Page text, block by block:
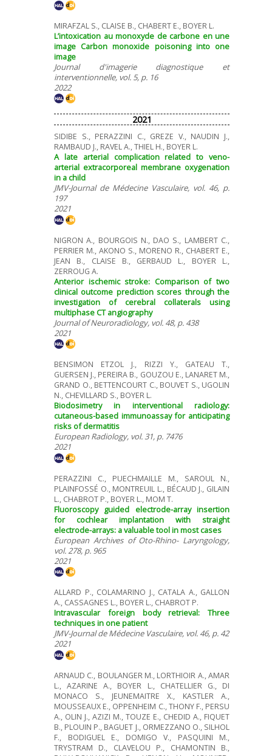
MIRAFZAL S., CLAISE B., CHABERT E., BOYER L.
L’intoxication au monoxyde de carbone en une
image Carbon monoxide poisoning into one
image
Journal d'imagerie diagnostique et
interventionnelle, vol. 5, p. 16
2022
2021
SIDIBE S., PERAZZINI C., GREZE V., NAUDIN J.,
RAMBAUD J., RAVEL A., THIEL H., BOYER L.
A late arterial complication related to veno-
arterial extracorporeal membrane oxygenation
in a child
JMV-Journal de Médecine Vasculaire, vol. 46, p.
197
2021
NIGRON A., BOURGOIS N., DAO S., LAMBERT C.,
PERRIER M., AKONO S., MORENO R., CHABERT E.,
JEAN B., CLAISE B., GERBAUD L., BOYER L.,
ZERROUG A.
Anterior ischemic stroke: Comparison of two
clinical outcome prediction scores through the
investigation of cerebral collaterals using
multiphase CT angiography
Journal of Neuroradiology, vol. 48, p. 438
2021
BENSIMON ETZOL J., RIZZI Y., GATEAU T.,
GUERSEN J., PEREIRA B., GOUZOU E., LANARET M.,
GRAND O., BETTENCOURT C., BOUVET S., UGOLIN
N., CHEVILLARD S., BOYER L.
Biodosimetry in interventional radiology:
cutaneous-based immunoassay for anticipating
risks of dermatitis
European Radiology, vol. 31, p. 7476
2021
PERAZZINI C., PUECHMAILLE M., SAROUL N.,
PLAINFOSSÉ O., MONTREUIL L., BÉCAUD J., GILAIN
L., CHABROT P., BOYER L., MOM T.
Fluoroscopy guided electrode-array insertion
for cochlear implantation with straight
electrode-arrays: a valuable tool in most cases
European Archives of Oto-Rhino- Laryngology,
vol. 278, p. 965
2021
ALLARD P., COLAMARINO J., CATALA A., GALLON
A., CASSAGNES L., BOYER L., CHABROT P.
Intravascular foreign body retrieval: Three
techniques in one patient
JMV-Journal de Médecine Vasculaire, vol. 46, p. 42
2021
ARNAUD C., BOULANGER M., LORTHIOIR A., AMAR
L., AZARINE A., BOYER L., CHATELLIER G., DI
MONACO S., JEUNEMAITRE X., KASTLER A.,
MOUSSEAUX E., OPPENHEIM C., THONY F., PERSU
A., OLIN J., AZIZI M., TOUZE E., CHEDID A., FIQUET
B., PLOUIN P., BAGUET J., ORMEZZANO O., SILHOL
F., BODIGUEL E., DOMIGO V., PASQUINI M.,
TRYSTRAM D., CLAVELOU P., CHAMONTIN B.,